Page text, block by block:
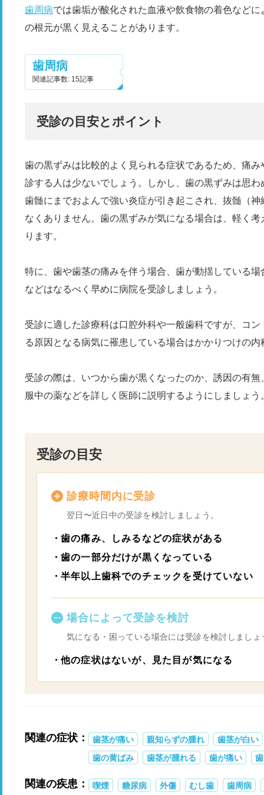
歯周病では歯垢が酸化された血液や飲食物の着色など
の根元が黒く見えることがあります。
歯周病
関連記事数: 15記事
受診の目安とポイント
歯の黒ずみは比較的よく見られる症状であるため、痛
診する人は少ないでしょう。しかし、歯の黒ずみは思
歯髄にまでおよんで強い炎症が引き起こされ、抜髄（
なくありません。歯の黒ずみが気になる場合は、軽く
ります。
特に、歯や歯茎の痛みを伴う場合、歯が動揺している場
などはなるべく早めに病院を受診しましょう。
受診に適した診療科は口腔外科や一般歯科ですが、コン
る原因となる病気に罹患している場合はかかりつけの
受診の際は、いつから歯が黒くなったのか、誘因の有
服中の薬などを詳しく医師に説明するようにしましょう
受診の目安
診療時間内に受診
翌日〜近日中の受診を検討しましょう。
歯の痛み、しみるなどの症状がある
歯の一部分だけが黒くなっている
半年以上歯科でのチェックを受けていない
場合によって受診を検討
気になる・困っている場合には受診を検討しましょ
他の症状はないが、見た目が気になる
関連の症状： 歯茎が痛い 親知らずの腫れ
歯茎が白い
歯の黄ばみ
歯茎が腫れる 歯が痛い
関連の疾患： 喫煙 糖尿病 外傷 むし歯 歯周病